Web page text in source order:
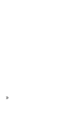
»